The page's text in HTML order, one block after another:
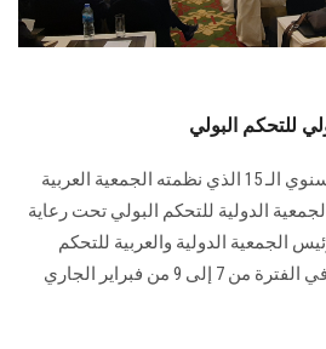
للتحكم البولي
اختتمت فعاليات المؤتمر السنوي الـ 15 الذي نظمته الجمعية العربية
الدولية للتحكم البولي تحت رعاية
الدولية والعربية للتحكم
البولي واستضافته القاهرة في الفترة من 7 إلى 9 من فبراير الجاري